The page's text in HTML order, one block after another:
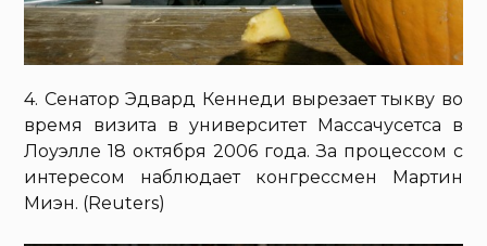
4. Сенатор Эдвард Кеннеди вырезает тыкву во
время визита в университет Массачусетса в
Лоуэлле 18 октября 2006 года. За процессом с
интересом наблюдает конгрессмен Мартин
Миэн. (Reuters)